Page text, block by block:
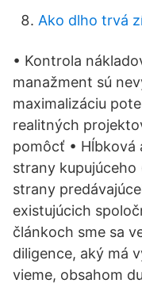
Ako dlho trvá
• Kontrola
manažment sú
maximalizáciu
realitných
pomôcť • Hĺbková
strany
strany
existujúcich
článkoch sme sa
diligence, aký má
vieme, obsahom